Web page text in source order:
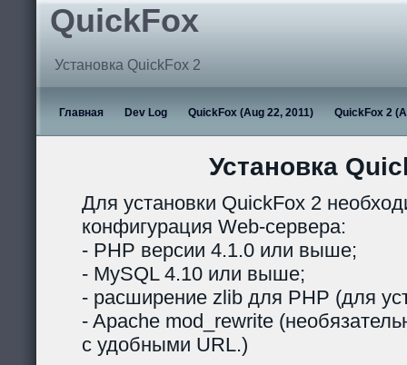
QuickFox
Установка QuickFox 2
Главная Dev Log QuickFox (Aug 22, 2011) QuickFox 2
Установка
Для установки QuickFox 2
конфигурация Web-сервера:
- PHP версии 4.1.0 или выше;
- MySQL 4.10 или выше;
- расширение zlib для PHP (для
- Apache mod_rewrite
с удобными URL.)